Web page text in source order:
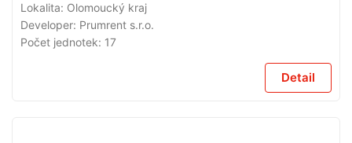
Lokalita: Olomoucký kraj
Developer: Prumrent s.r.o.
Počet jednotek: 17
Detail